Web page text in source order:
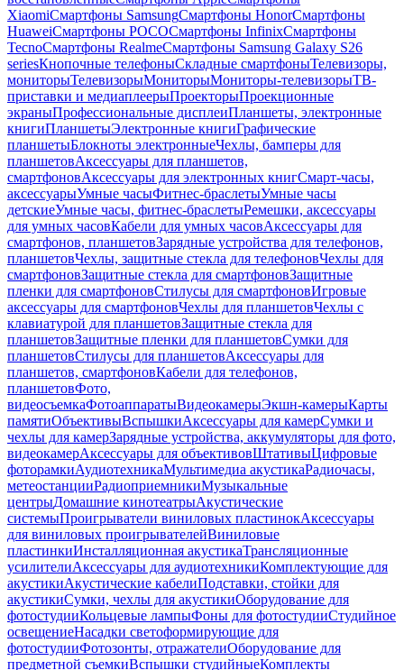
XiaomiСмартфоны SamsungСмартфоны HonorСмартфоны
HuaweiСмартфоны POCOСмартфоны InfinixСмартфоны
TecnoСмартфоны RealmeСмартфоны Samsung Galaxy S26
seriesКнопочные телефоныСкладные смартфоныТелевизоры,
мониторыТелевизорыМониторыМониторы-телевизорыТВ-
приставки и медиаплеерыПроекторыПроекционные
экраныПрофессиональные дисплеиПланшеты, электронные
книгиПланшетыЭлектронные книгиГрафические
планшетыБлокноты электронныеЧехлы, бамперы для
планшетовАксессуары для планшетов,
смартфоновАксессуары для электронных книгСмарт-часы,
аксессуарыУмные часыФитнес-браслетыУмные часы
детскиеУмные часы, фитнес-браслетыРемешки, аксессуары
для умных часовКабели для умных часовАксессуары для
смартфонов, планшетовЗарядные устройства для телефонов,
планшетовЧехлы, защитные стекла для телефоновЧехлы для
смартфоновЗащитные стекла для смартфоновЗащитные
пленки для смартфоновСтилусы для смартфоновИгровые
аксессуары для смартфоновЧехлы для планшетовЧехлы с
клавиатурой для планшетовЗащитные стекла для
планшетовЗащитные пленки для планшетовСумки для
планшетовСтилусы для планшетовАксессуары для
планшетов, смартфоновКабели для телефонов,
планшетовФото,
видеосъемкаФотоаппаратыВидеокамерыЭкшн-камерыКарты
памятиОбъективыВспышкиАксессуары для камерСумки и
чехлы для камерЗарядные устройства, аккумуляторы для фото,
видеокамерАксессуары для объективовШтативыЦифровые
фоторамкиАудиотехникаМультимедиа акустикаРадиочасы,
метеостанцииРадиоприемникиМузыкальные
центрыДомашние кинотеатрыАкустические
системыПроигрыватели виниловых пластинокАксессуары
для виниловых проигрывателейВиниловые
пластинкиИнсталляционная акустикаТрансляционные
усилителиАксессуары для аудиотехникиКомплектующие для
акустикиАкустические кабелиПодставки, стойки для
акустикиСумки, чехлы для акустикиОборудование для
фотостудииКольцевые лампыФоны для фотостудииСтудийное
освещениеНасадки светоформирующие для
фотостудииФотозонты, отражателиОборудование для
предметной съемкиВспышки студийныеКомплекты